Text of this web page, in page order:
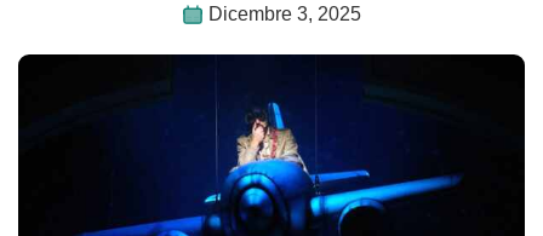
Dicembre 3, 2025